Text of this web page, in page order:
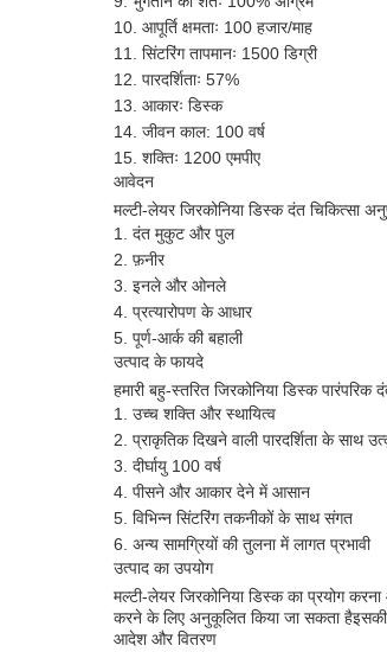
आपूर्ति क्षमताः 100 हजार/माह
सिंटरिंग तापमानः 1500 डिग्री
पारदर्शिताः 57%
आकारः डिस्क
जीवन काल: 100 वर्ष
शक्तिः 1200 एमपीए
आवेदन
मल्टी-लेयर जिरकोनिया डिस्क दंत चिकित्सा
दंत मुकुट और पुल
फ़नीर
इनले और ओनले
प्रत्यारोपण के आधार
पूर्ण-आर्क की बहाली
उत्पाद के फायदे
हमारी बहु-स्तरित जिरकोनिया डिस्क
उच्च शक्ति और स्थायित्व
प्राकृतिक दिखने वाली पारदर्शिता के साथ
दीर्घायु 100 वर्ष
पीसने और आकार देने में आसान
विभिन्न सिंटरिंग तकनीकों के साथ संगत
अन्य सामग्रियों की तुलना में लागत प्रभावी
उत्पाद का उपयोग
मल्टी-लेयर जिरकोनिया डिस्क का प्रयोग
करने के लिए अनुकूलित किया जा सकता हैइसकी
आदेश और वितरण